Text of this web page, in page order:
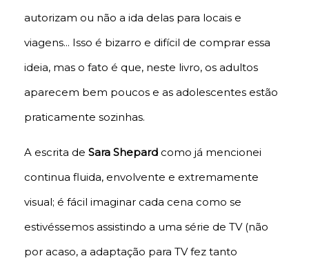
autorizam ou não a ida delas para locais e
viagens... Isso é bizarro e difícil de comprar essa
ideia, mas o fato é que, neste livro, os adultos
aparecem bem poucos e as adolescentes estão
praticamente sozinhas.
A escrita de Sara Shepard como já mencionei
continua fluida, envolvente e extremamente
visual; é fácil imaginar cada cena como se
estivéssemos assistindo a uma série de TV (não
por acaso, a adaptação para TV fez tanto